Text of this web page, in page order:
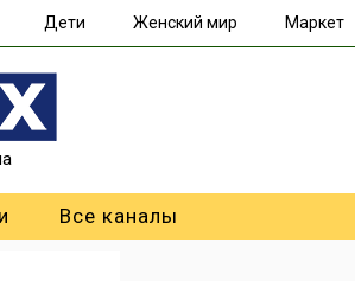
Дети Женский мир Маркет
Все каналы